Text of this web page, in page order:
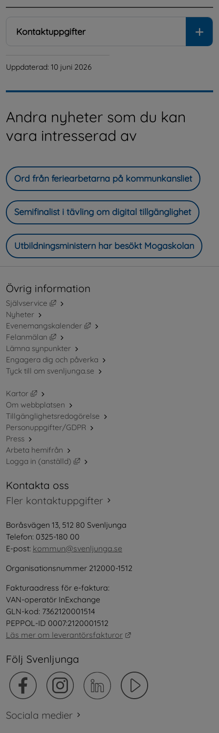
Kontaktuppgifter
Uppdaterad: 10 juni 2026
Andra nyheter som du kan
vara intresserad av
Ord från feriearbetarna på kommunkansliet
Semifinalist i tävling om digital tillgänglighet
Utbildningsministern har besökt Mogaskolan
Övrig information
Självservice
Länk till annan webbplats, öppnas i nytt fönster.
Nyheter
Evenemangskalender
Länk till annan webbplats, öppnas i
Felanmälan
Länk till annan webbplats, öppnas i nytt fönster.
Lämna synpunkter
Engagera dig och påverka
Tyck till om svenljunga.se
Kartor
Länk till annan webbplats, öppnas i nytt fönster.
Om webbplatsen
Tillgänglighetsredogörelse
Personuppgifter/GDPR
Press
Arbeta hemifrån
Logga in (anställd)
Länk till annan webbplats, öppnas i nytt
Kontakta oss
Fler kontaktuppgifter
Boråsvägen 13, 512 80 Svenljunga
Telefon: 0325-180 00
E-post: kommun@svenljunga.se
Organisationsnummer 212000-1512
Fakturaadress för e-faktura:
VAN-operatör InExchange
GLN-kod: 7362120001514
PEPPOL-ID 0007:2120001512
Läs mer om leverantörsfakturor
Följ Svenljunga
Sociala medier